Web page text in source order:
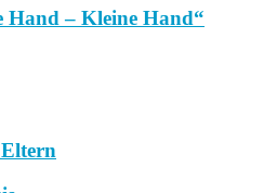
Hand – Kleine Hand“